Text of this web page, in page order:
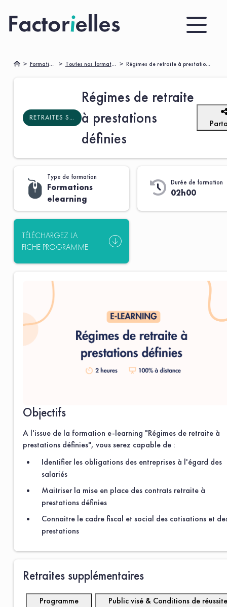
Formations Toutes nos formations 🌟 Régimes de retraite à prestations définies
RETRAITES SUPPLÉMENTAIRES
Régimes de retraite
à prestations
définies
Type de formation
Formations
elearning
Durée de formation
02h00
TÉLÉCHARGEZ LA
FICHE PROGRAMME
Objectifs
A l'issue de la formation e-learning "Régimes de retraite à
prestations définies", vous serez capable de :
Identifier les obligations des entreprises à l'égard des
salariés
Maitriser la mise en place des contrats retraite à
prestations définies
Connaitre le cadre fiscal et social des cotisations et
prestations
Retraites supplémentaires
Programme
Public visé & Conditions de